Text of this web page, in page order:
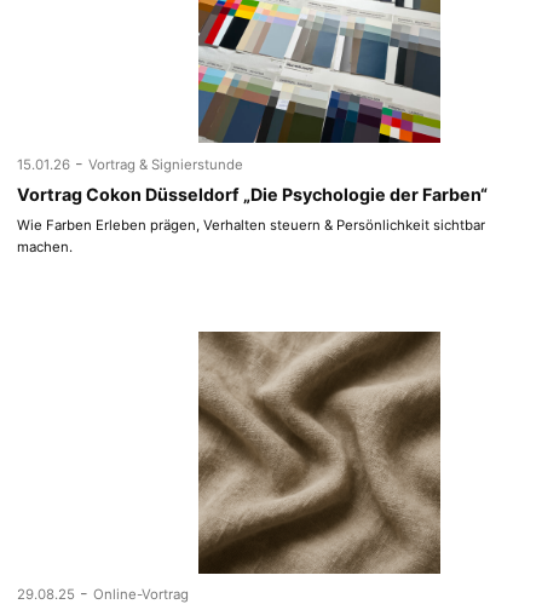
15.01.26 - Vortrag & Signierstunde
Vortrag Cokon Düsseldorf „Die Psychologie der Farben“
Wie Farben Erleben prägen, Verhalten steuern & Persönlichkeit sichtbar
machen.
29.08.25 - Online-Vortrag